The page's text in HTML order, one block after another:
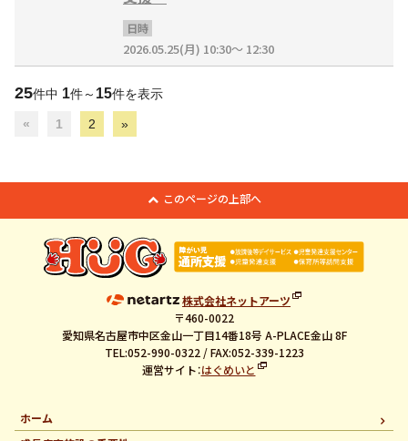
日時
2026.05.25(月) 10:30～ 12:30
25件中 1件～ 15件を表示
« 1 2 »
このページの上部へ
株式会社ネットアーツ
〒460-0022
愛知県名古屋市中区金山一丁目14番18号 A-PLACE金山 8F
TEL:052-990-0322 / FAX:052-339-1223
運営サイト：はぐめいと
ホーム